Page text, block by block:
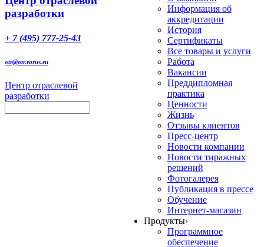
разработки
+ 7 (495) 777-25-43
otr@otr.rarus.ru
Центр отраслевой
разработки
Информация об
аккредитации
История
Сертификаты
Все товары и услуги
Работа
Вакансии
Преддипломная
практика
Ценности
Жизнь
Отзывы клиентов
Пресс-центр
Новости компании
Новости тиражных
решений
Фотогалерея
Публикация в прессе
Обучение
Интернет-магазин
Продукты›
Программное
обеспечение